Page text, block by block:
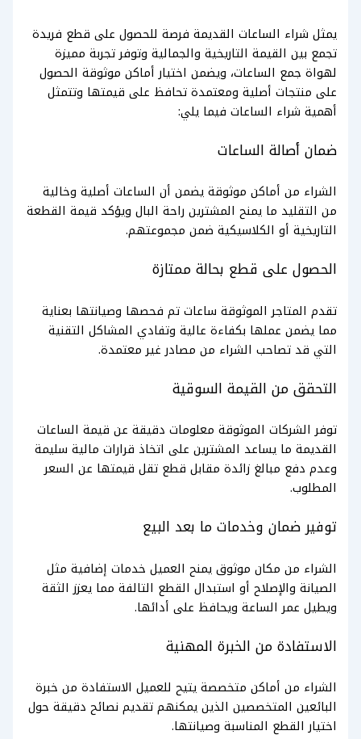
يمثل شراء الساعات القديمة فرصة للحصول على قطع فريدة
تجمع بين القيمة التاريخية والجمالية وتوفر تجربة مميزة
لهواة جمع الساعات، ويضمن اختيار أماكن موثوقة الحصول
على منتجات أصلية ومعتمدة تحافظ على قيمتها وتتمثل
أهمية شراء الساعات فيما يلي:
ضمان أصالة الساعات
الشراء من أماكن موثوقة يضمن أن الساعات أصلية وخالية
من التقليد ما يمنح المشترين راحة البال ويؤكد قيمة القطعة
التاريخية أو الكلاسيكية ضمن مجموعتهم.
الحصول على قطع بحالة ممتازة
تقدم المتاجر الموثوقة ساعات تم فحصها وصيانتها بعناية
مما يضمن عملها بكفاءة عالية وتفادي المشاكل التقنية
التي قد تصاحب الشراء من مصادر غير معتمدة.
التحقق من القيمة السوقية
توفر الشركات الموثوقة معلومات دقيقة عن قيمة الساعات
القديمة ما يساعد المشترين على اتخاذ قرارات مالية سليمة
وعدم دفع مبالغ زائدة مقابل قطع تقل قيمتها عن السعر
المطلوب.
توفير ضمان وخدمات ما بعد البيع
الشراء من مكان موثوق يمنح العميل خدمات إضافية مثل
الصيانة والإصلاح أو استبدال القطع التالفة مما يعزز الثقة
ويطيل عمر الساعة ويحافظ على أدائها.
الاستفادة من الخبرة المهنية
الشراء من أماكن متخصصة يتيح للعميل الاستفادة من خبرة
البائعين المتخصصين الذين يمكنهم تقديم نصائح دقيقة حول
اختيار القطع المناسبة وصيانتها.